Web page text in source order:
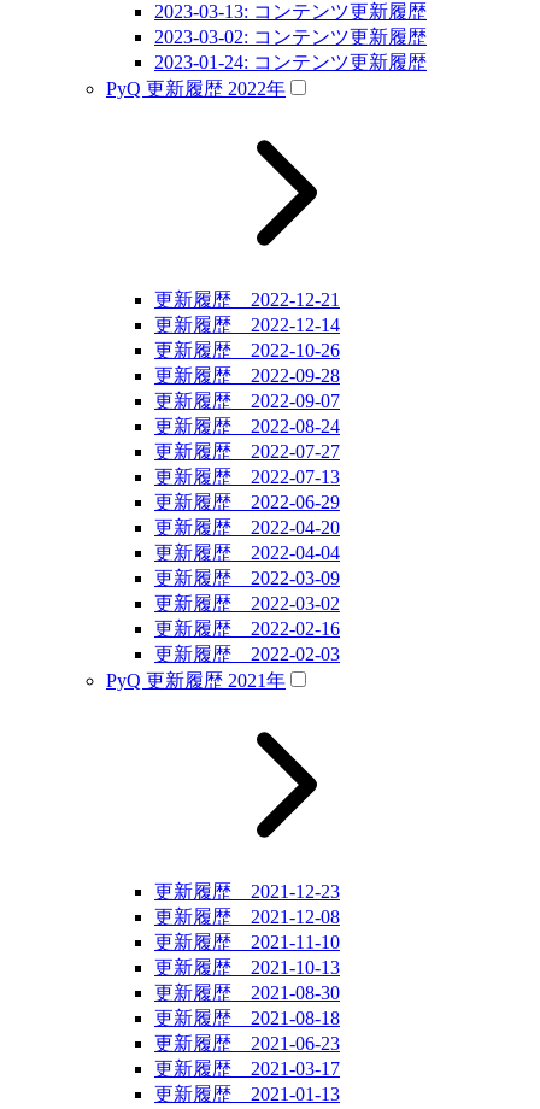
2023-03-13: コンテンツ更新履歴
2023-03-02: コンテンツ更新履歴
2023-01-24: コンテンツ更新履歴
PyQ 更新履歴 2022年
更新履歴 2022-12-21
更新履歴 2022-12-14
更新履歴 2022-10-26
更新履歴 2022-09-28
更新履歴 2022-09-07
更新履歴 2022-08-24
更新履歴 2022-07-27
更新履歴 2022-07-13
更新履歴 2022-06-29
更新履歴 2022-04-20
更新履歴 2022-04-04
更新履歴 2022-03-09
更新履歴 2022-03-02
更新履歴 2022-02-16
更新履歴 2022-02-03
PyQ 更新履歴 2021年
更新履歴 2021-12-23
更新履歴 2021-12-08
更新履歴 2021-11-10
更新履歴 2021-10-13
更新履歴 2021-08-30
更新履歴 2021-08-18
更新履歴 2021-06-23
更新履歴 2021-03-17
更新履歴 2021-01-13